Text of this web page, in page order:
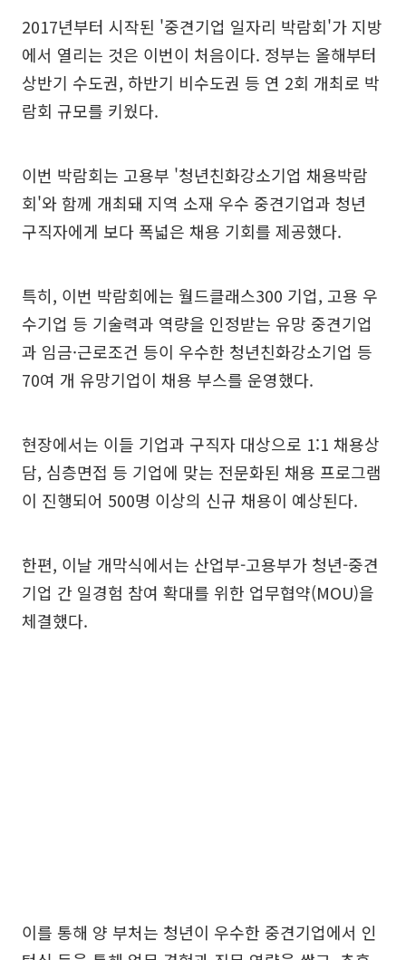
2017년부터 시작된 '중견기업 일자리 박람회'가 지방
에서 열리는 것은 이번이 처음이다. 정부는 올해부터
상반기 수도권, 하반기 비수도권 등 연 2회 개최로 박
람회 규모를 키웠다.
이번 박람회는 고용부 '청년친화강소기업 채용박람
회'와 함께 개최돼 지역 소재 우수 중견기업과 청년
구직자에게 보다 폭넓은 채용 기회를 제공했다.
특히, 이번 박람회에는 월드클래스300 기업, 고용 우
수기업 등 기술력과 역량을 인정받는 유망 중견기업
과 임금·근로조건 등이 우수한 청년친화강소기업 등
70여 개 유망기업이 채용 부스를 운영했다.
현장에서는 이들 기업과 구직자 대상으로 1:1 채용상
담, 심층면접 등 기업에 맞는 전문화된 채용 프로그램
이 진행되어 500명 이상의 신규 채용이 예상된다.
한편, 이날 개막식에서는 산업부-고용부가 청년-중견
기업 간 일경험 참여 확대를 위한 업무협약(MOU)을
체결했다.
이를 통해 양 부처는 청년이 우수한 중견기업에서 인